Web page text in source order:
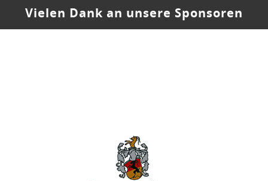
Vielen Dank an unsere Sponsoren